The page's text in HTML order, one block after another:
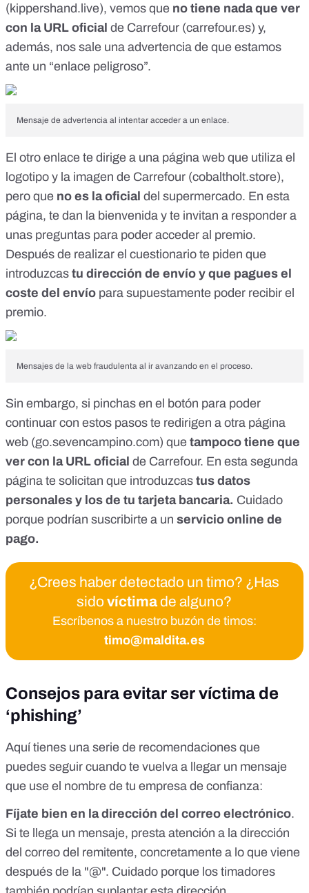
(kippershand.live), vemos que no tiene nada que ver
con la URL oficial de Carrefour (carrefour.es) y,
además, nos sale una advertencia de que estamos
ante un “enlace peligroso”.
Mensaje de advertencia al intentar acceder a un enlace.
El otro enlace te dirige a una página web que utiliza el
logotipo y la imagen de Carrefour (cobaltholt.store),
pero que no es la oficial del supermercado. En esta
página, te dan la bienvenida y te invitan a responder a
unas preguntas para poder acceder al premio.
Después de realizar el cuestionario te piden que
introduzcas tu dirección de envío y que pagues el
coste del envío para supuestamente poder recibir el
premio.
Mensajes de la web fraudulenta al ir avanzando en el proceso.
Sin embargo, si pinchas en el botón para poder
continuar con estos pasos te redirigen a otra página
web (go.sevencampino.com) que tampoco tiene que
ver con la URL oficial de Carrefour. En esta segunda
página te solicitan que introduzcas tus datos
personales y los de tu tarjeta bancaria. Cuidado
porque podrían suscribirte a un servicio online de
pago.
¿Crees haber detectado un timo? ¿Has
sidovíctimade alguno?
Escríbenos a nuestro buzón de timos:
timo@maldita.es
Consejos para evitar ser víctima de
‘phishing’
Aquí tienes una serie de recomendaciones que
puedes seguir cuando te vuelva a llegar un mensaje
que use el nombre de tu empresa de confianza:
Fíjate bien en la dirección del correo electrónico.
Si te llega un mensaje, presta atención a la dirección
del correo del remitente, concretamente a lo que viene
después de la "@". Cuidado porque los timadores